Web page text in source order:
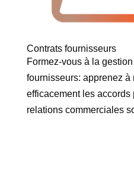
Contrats fournisseurs
Formez-vous à la
fournisseurs: apprenez à
efficacement les accords
relations commerciales